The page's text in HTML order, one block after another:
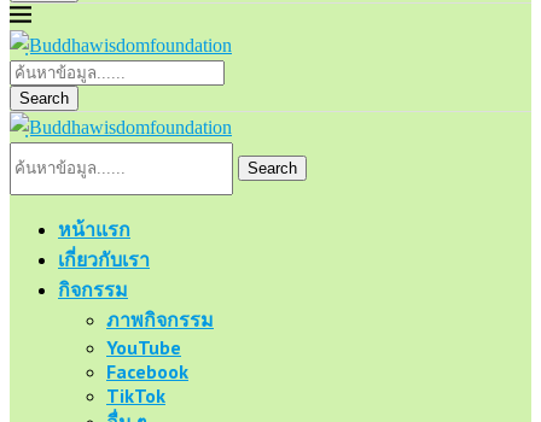
Search
Search
หน้าแรก
เกี่ยวกับเรา
กิจกรรม
ภาพกิจกรรม
YouTube
Facebook
TikTok